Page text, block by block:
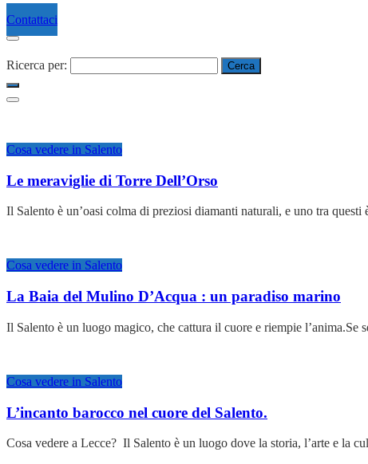
Contattaci
Ricerca per:
Cosa vedere in Salento
Le meraviglie di Torre Dell’Orso
Il Salento è un’oasi colma di preziosi diamanti naturali, e uno tra
Cosa vedere in Salento
La Baia del Mulino D’Acqua : un paradiso marino
Il Salento è un luogo magico, che cattura il cuore e riempie
Cosa vedere in Salento
L’incanto barocco nel cuore del Salento.
Cosa vedere a Lecce? Il Salento è un luogo dove la storia, l’arte e la